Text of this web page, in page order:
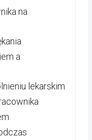
na
a
lekarskim